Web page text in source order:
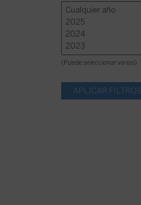
(Puede seleccionar varias)